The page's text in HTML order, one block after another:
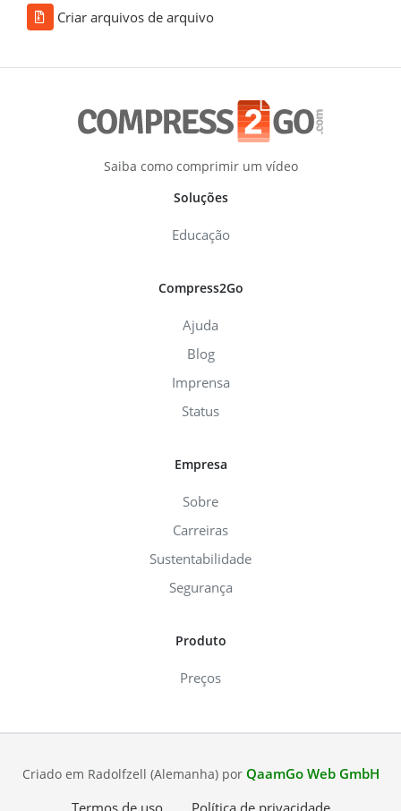
Criar arquivos de arquivo
Saiba como comprimir um vídeo
Soluções
Educação
Compress2Go
Ajuda
Blog
Imprensa
Status
Empresa
Sobre
Carreiras
Sustentabilidade
Segurança
Produto
Preços
Criado em Radolfzell (Alemanha) por QaamGo Web GmbH